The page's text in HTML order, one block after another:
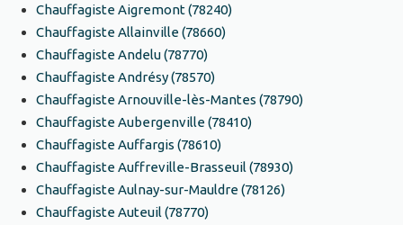
Chauffagiste Aigremont (78240)
Chauffagiste Allainville (78660)
Chauffagiste Andelu (78770)
Chauffagiste Andrésy (78570)
Chauffagiste Arnouville-lès-Mantes (78790)
Chauffagiste Aubergenville (78410)
Chauffagiste Auffargis (78610)
Chauffagiste Auffreville-Brasseuil (78930)
Chauffagiste Aulnay-sur-Mauldre (78126)
Chauffagiste Auteuil (78770)